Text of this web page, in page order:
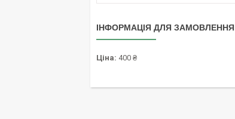
ІНФОРМАЦІЯ ДЛЯ ЗАМОВЛЕННЯ
Ціна: 400 ₴